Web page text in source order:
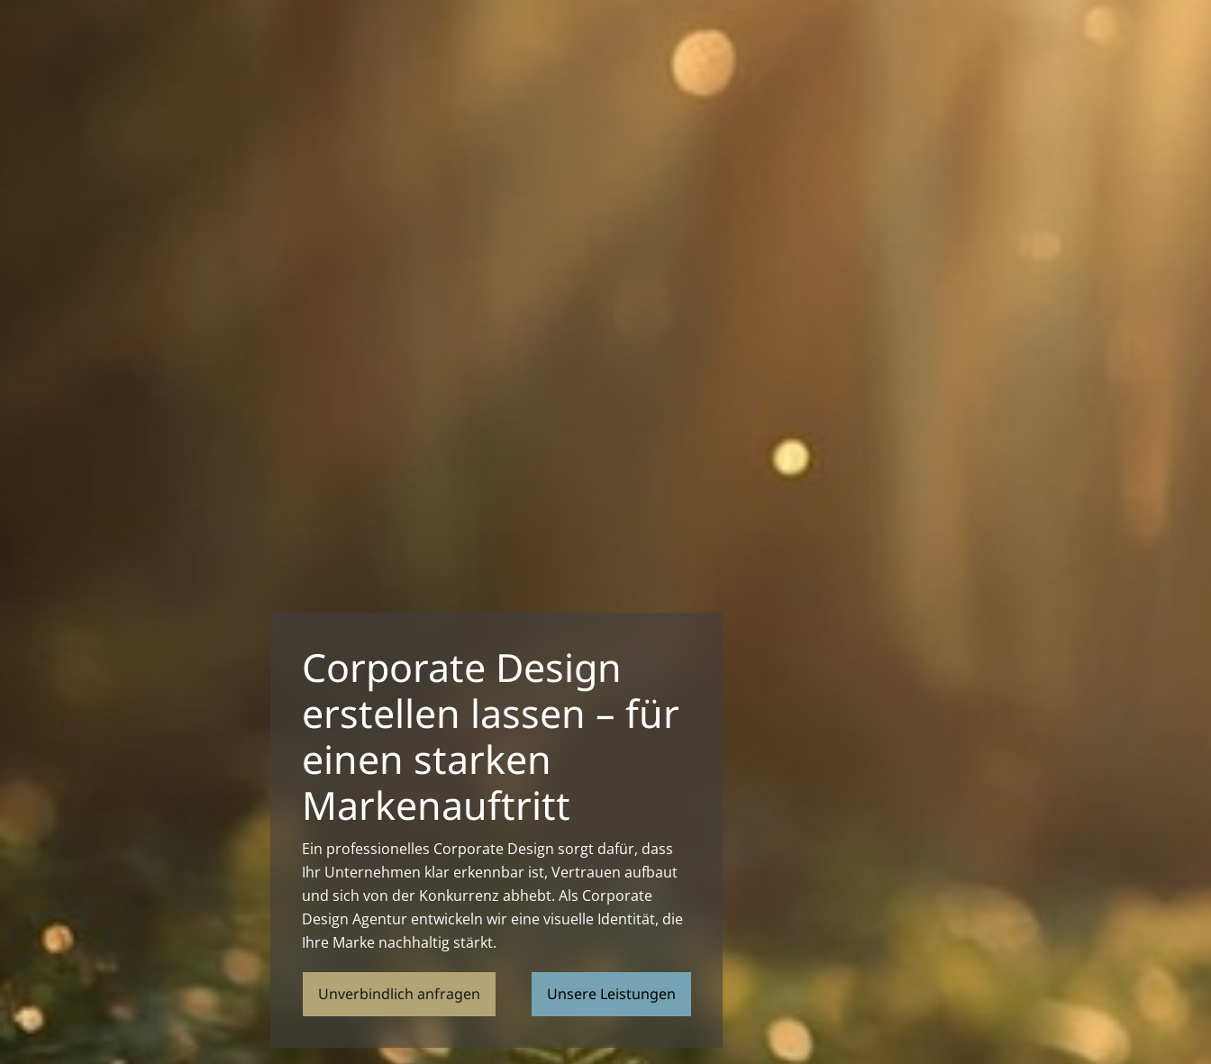
Corporate Design
erstellen lassen – für
einen starken
Markenauftritt
Ein professionelles Corporate Design sorgt dafür, dass
Ihr Unternehmen klar erkennbar ist, Vertrauen aufbaut
und sich von der Konkurrenz abhebt. Als Corporate
Design Agentur entwickeln wir eine visuelle Identität, die
Ihre Marke nachhaltig stärkt.
Unverbindlich anfragen Unsere Leistungen